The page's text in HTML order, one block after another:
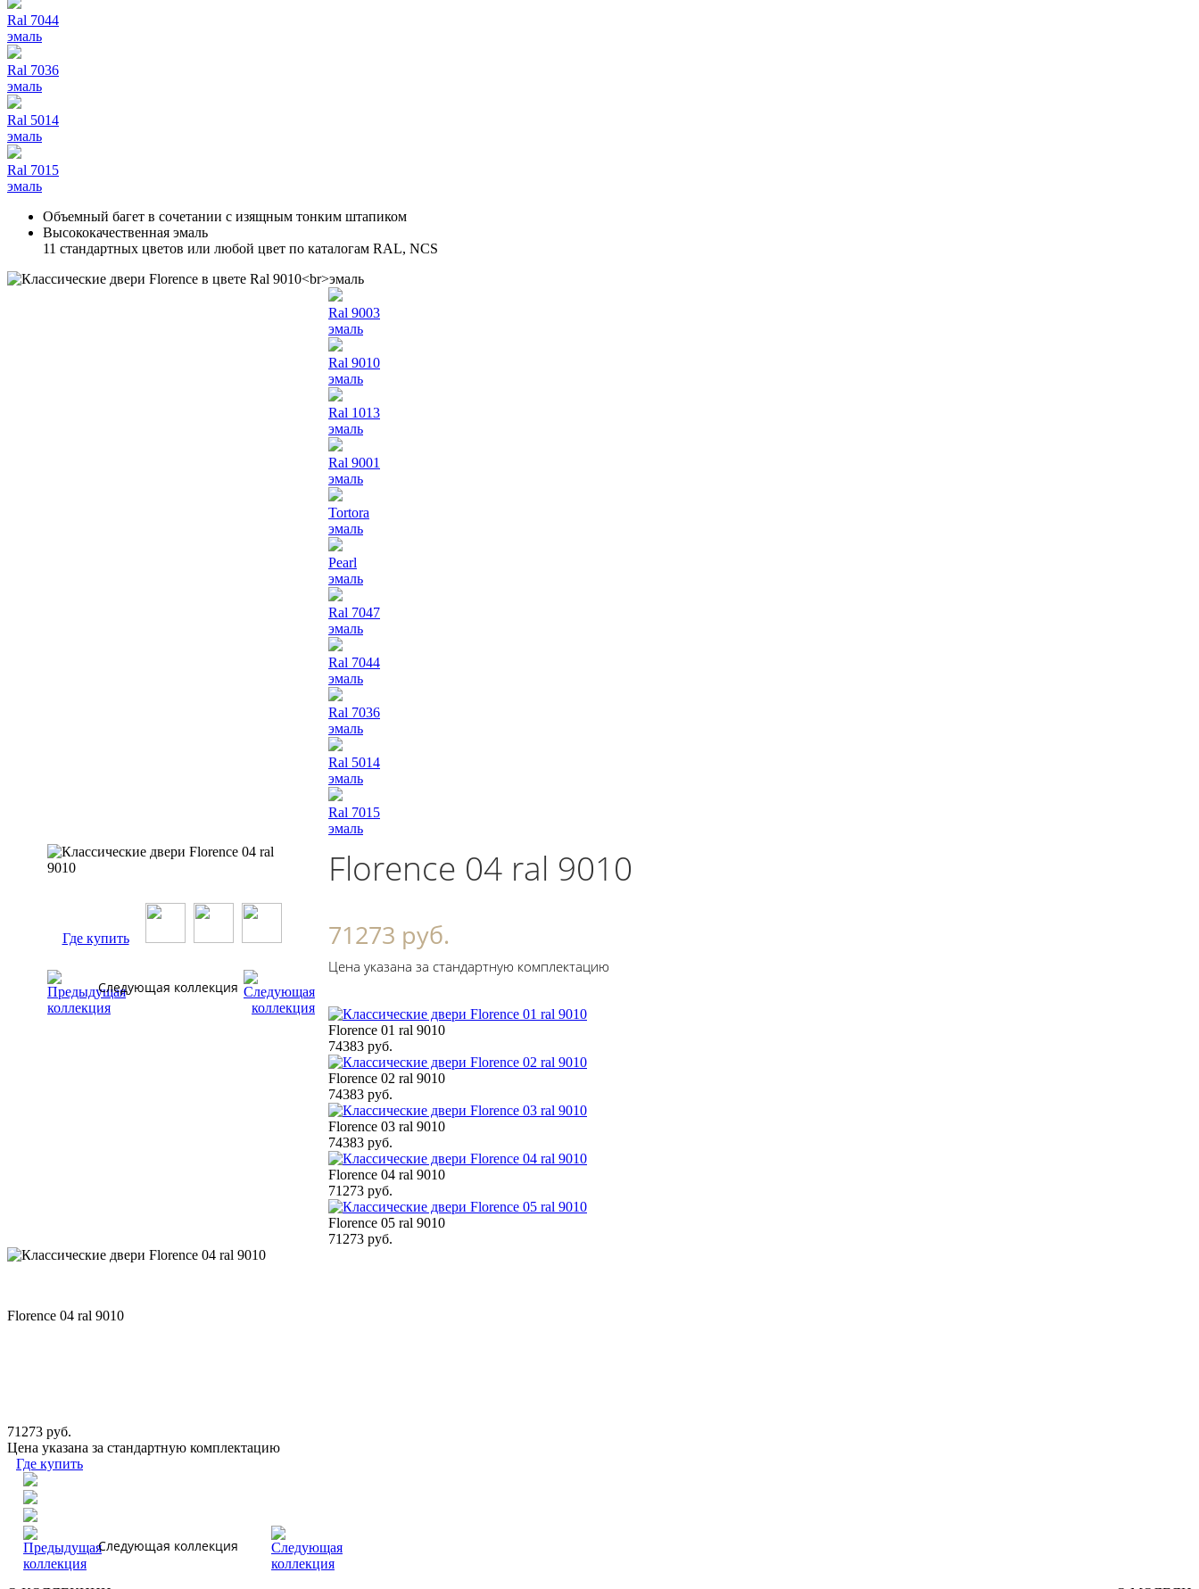
Ral 7044
эмаль
Ral 7036
эмаль
Ral 5014
эмаль
Ral 7015
эмаль
Объемный багет в сочетании с изящным тонким штапиком
Высококачественная эмаль
11 стандартных цветов или любой цвет по каталогам RAL, NCS
Где купить
Следующая коллекция
Ral 9003
эмаль
Ral 9010
эмаль
Ral 1013
эмаль
Ral 9001
эмаль
Tortora
эмаль
Pearl
эмаль
Ral 7047
эмаль
Ral 7044
эмаль
Ral 7036
эмаль
Ral 5014
эмаль
Ral 7015
эмаль
Florence 04 ral 9010
71273 руб.
Цена указана за стандартную комплектацию
Florence 01 ral 9010
74383 руб.
Florence 02 ral 9010
74383 руб.
Florence 03 ral 9010
74383 руб.
Florence 04 ral 9010
71273 руб.
Florence 05 ral 9010
71273 руб.
Florence 04 ral 9010
71273 руб.
Цена указана за стандартную комплектацию
Где купить
Следующая коллекция